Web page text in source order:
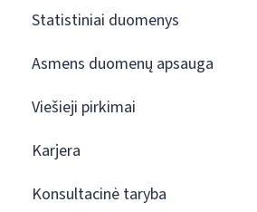
Statistiniai duomenys
Asmens duomenų apsauga
Viešieji pirkimai
Karjera
Konsultacinė taryba